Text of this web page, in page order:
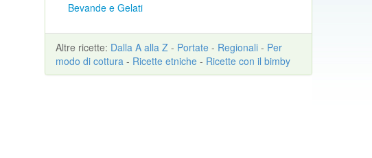
Bevande e Gelati
Altre ricette: Dalla A alla Z - Portate - Regionali - Per
modo di cottura - Ricette etniche - Ricette con il bimby